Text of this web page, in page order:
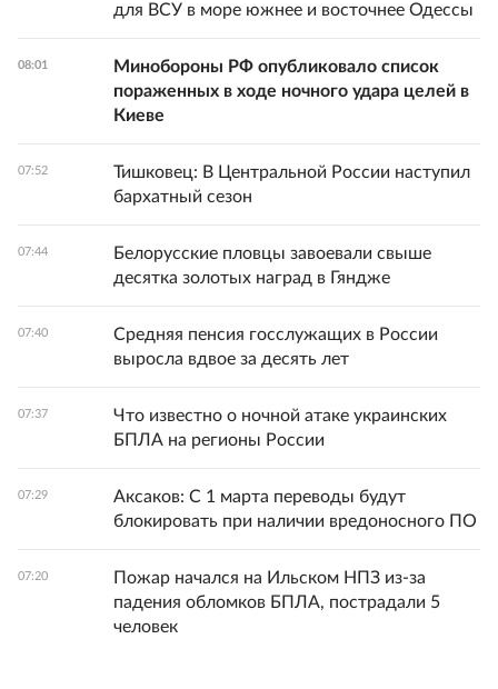
для ВСУ в море южнее и восточнее Одессы
08:01
Минобороны РФ опубликовало список
пораженных в ходе ночного удара целей в
Киеве
07:52
Тишковец: В Центральной России наступил
бархатный сезон
07:44
Белорусские пловцы завоевали свыше
десятка золотых наград в Гяндже
07:40
Средняя пенсия госслужащих в России
выросла вдвое за десять лет
07:37
Что известно о ночной атаке украинских
БПЛА на регионы России
07:29
Аксаков: С 1 марта переводы будут
блокировать при наличии вредоносного ПО
07:20
Пожар начался на Ильском НПЗ из-за
падения обломков БПЛА, пострадали 5
человек